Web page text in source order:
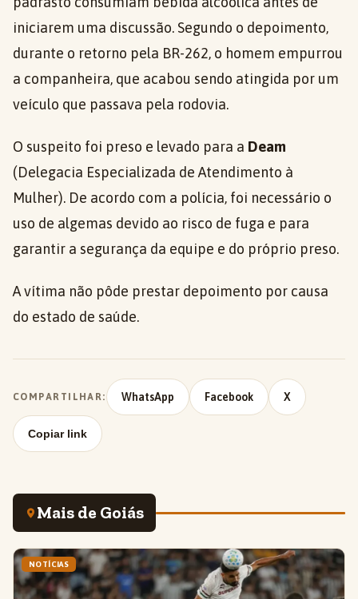
iniciarem uma discussão. Segundo o depoimento,
durante o retorno pela BR-262, o homem empurrou
a companheira, que acabou sendo atingida por um
veículo que passava pela rodovia.
O suspeito foi preso e levado para a Deam
(Delegacia Especializada de Atendimento à
Mulher). De acordo com a polícia, foi necessário o
uso de algemas devido ao risco de fuga e para
garantir a segurança da equipe e do próprio preso.
A vítima não pôde prestar depoimento por causa
do estado de saúde.
COMPARTILHAR: WhatsApp Facebook X
Copiar link
Mais de Goiás
NOTÍCIAS